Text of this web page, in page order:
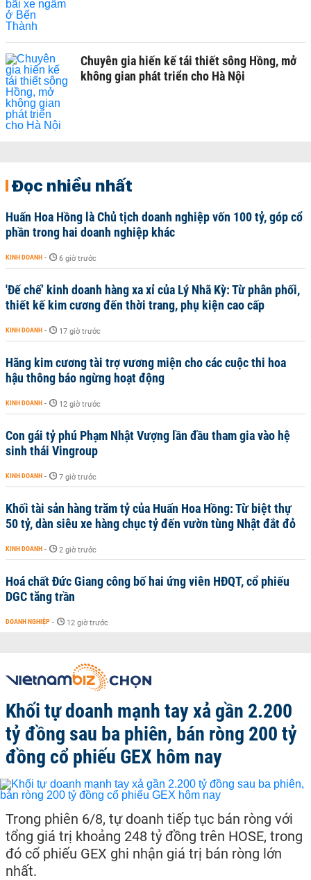
Chuyên gia hiến kế tái thiết sông Hồng, mở
không gian phát triển cho Hà Nội
Đọc nhiều nhất
Huấn Hoa Hồng là Chủ tịch doanh nghiệp vốn 100 tỷ, góp cổ
phần trong hai doanh nghiệp khác
KINH DOANH - 6 giờ trước
'Đế chế’ kinh doanh hàng xa xỉ của Lý Nhã Kỳ: Từ phân phối,
thiết kế kim cương đến thời trang, phụ kiện cao cấp
KINH DOANH - 17 giờ trước
Hãng kim cương tài trợ vương miện cho các cuộc thi hoa
hậu thông báo ngừng hoạt động
KINH DOANH - 12 giờ trước
Con gái tỷ phú Phạm Nhật Vượng lần đầu tham gia vào hệ
sinh thái Vingroup
KINH DOANH - 7 giờ trước
Khối tài sản hàng trăm tỷ của Huấn Hoa Hồng: Từ biệt thự
50 tỷ, dàn siêu xe hàng chục tỷ đến vườn tùng Nhật đắt đỏ
KINH DOANH - 2 giờ trước
Hoá chất Đức Giang công bố hai ứng viên HĐQT, cổ phiếu
DGC tăng trần
DOANH NGHIỆP - 12 giờ trước
Khối tự doanh mạnh tay xả gần 2.200
tỷ đồng sau ba phiên, bán ròng 200 tỷ
đồng cổ phiếu GEX hôm nay
Trong phiên 6/8, tự doanh tiếp tục bán ròng với
tổng giá trị khoảng 248 tỷ đồng trên HOSE, trong
đó cổ phiếu GEX ghi nhận giá trị bán ròng lớn
nhất.